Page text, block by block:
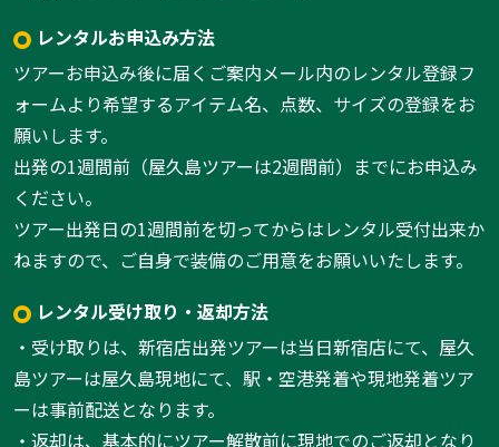
レンタルお申込み方法
ツアーお申込み後に届くご案内メール内のレンタル登録フ
ォームより希望するアイテム名、点数、サイズの登録をお
願いします。
出発の1週間前（屋久島ツアーは2週間前）までにお申込み
ください。
ツアー出発日の1週間前を切ってからはレンタル受付出来か
ねますので、ご自身で装備のご用意をお願いいたします。
レンタル受け取り・返却方法
・受け取りは、新宿店出発ツアーは当日新宿店にて、屋久
島ツアーは屋久島現地にて、駅・空港発着や現地発着ツア
ーは事前配送となります。
・返却は、基本的にツアー解散前に現地でのご返却となり